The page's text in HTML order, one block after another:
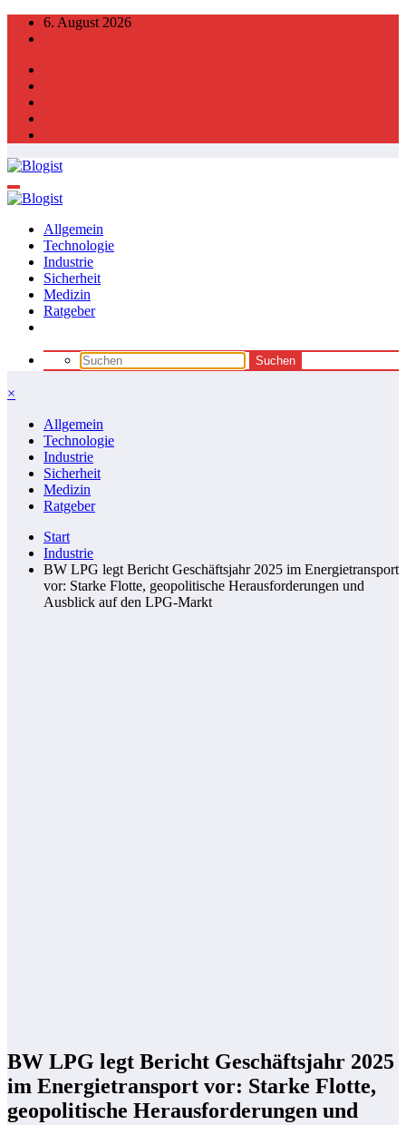
Zum
Inhalt
6. August 2026
Allgemein
Technologie
Industrie
Sicherheit
Medizin
Ratgeber
×
Allgemein
Technologie
Industrie
Sicherheit
Medizin
Ratgeber
Start
Industrie
BW LPG legt Bericht Geschäftsjahr 2025 im Energietransport
vor: Starke Flotte, geopolitische Herausforderungen und
Ausblick auf den LPG-Markt
BW LPG legt Bericht Geschäftsjahr 2025
im Energietransport vor: Starke Flotte,
geopolitische Herausforderungen und